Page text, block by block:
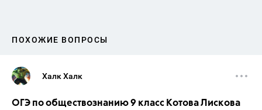
ПОХОЖИЕ ВОПРОСЫ
Халк Халк
ОГЭ по обществознанию 9 класс Котова Лискова